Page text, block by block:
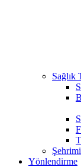
Sağlık
Yönlendirme